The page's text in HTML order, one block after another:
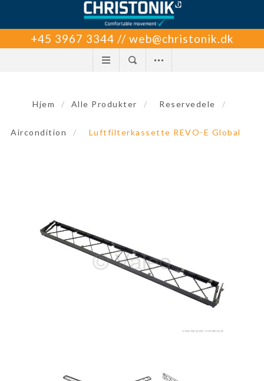
+45 3967 3344 // web@christonik.dk
Hjem / Alle Produkter / Reservedele /
Aircondition / Luftfilterkassette REVO-E Global